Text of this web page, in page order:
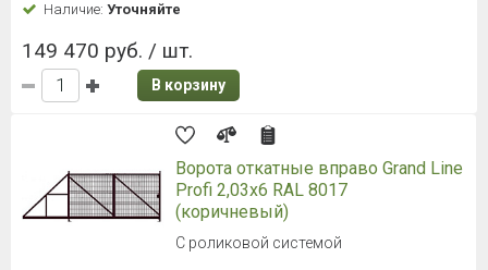
Наличие: Уточняйте
149 470 руб. / шт.
В корзину
Ворота откатные вправо Grand Line
Profi 2,03x6 RAL 8017
(коричневый)
С роликовой системой